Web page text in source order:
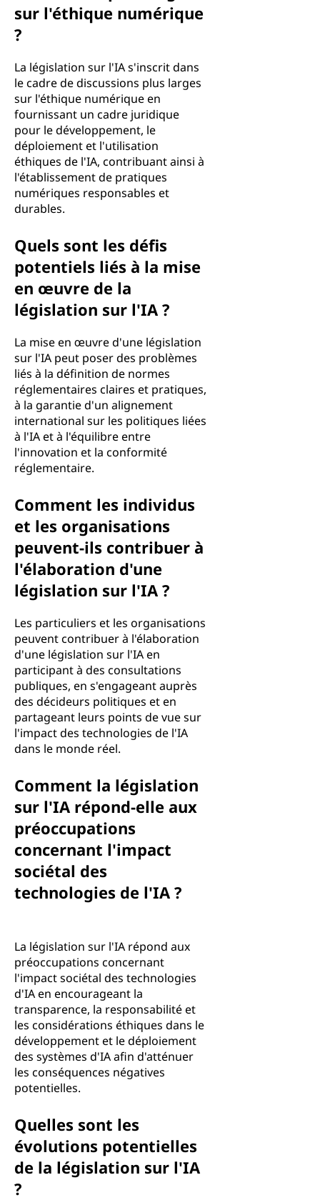
sur l'éthique numérique
?
La législation sur l'IA s'inscrit dans
le cadre de discussions plus larges
sur l'éthique numérique en
fournissant un cadre juridique
pour le développement, le
déploiement et l'utilisation
éthiques de l'IA, contribuant ainsi à
l'établissement de pratiques
numériques responsables et
durables.
Quels sont les défis
potentiels liés à la mise
en œuvre de la
législation sur l'IA ?
La mise en œuvre d'une législation
sur l'IA peut poser des problèmes
liés à la définition de normes
réglementaires claires et pratiques,
à la garantie d'un alignement
international sur les politiques liées
à l'IA et à l'équilibre entre
l'innovation et la conformité
réglementaire.
Comment les individus
et les organisations
peuvent-ils contribuer à
l'élaboration d'une
législation sur l'IA ?
Les particuliers et les organisations
peuvent contribuer à l'élaboration
d'une législation sur l'IA en
participant à des consultations
publiques, en s'engageant auprès
des décideurs politiques et en
partageant leurs points de vue sur
l'impact des technologies de l'IA
dans le monde réel.
Comment la législation
sur l'IA répond-elle aux
préoccupations
concernant l'impact
sociétal des
technologies de l'IA ?
La législation sur l'IA répond aux
préoccupations concernant
l'impact sociétal des technologies
d'IA en encourageant la
transparence, la responsabilité et
les considérations éthiques dans le
développement et le déploiement
des systèmes d'IA afin d'atténuer
les conséquences négatives
potentielles.
Quelles sont les
évolutions potentielles
de la législation sur l'IA
?